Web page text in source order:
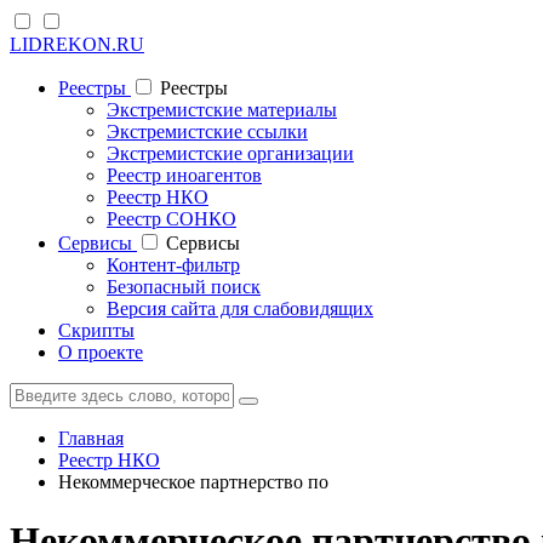
LIDREKON.RU
Реестры
Реестры
Экстремистские материалы
Экстремистские ссылки
Экстремистские организации
Реестр иноагентов
Реестр НКО
Реестр СОНКО
Cервисы
Cервисы
Контент-фильтр
Безопасный поиск
Версия сайта для слабовидящих
Скрипты
О проекте
Главная
Реестр НКО
Некоммерческое партнерство по